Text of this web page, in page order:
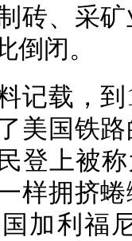
砖、采
倒闭。
载，到
美国铁
登上被
样拥挤
加利福